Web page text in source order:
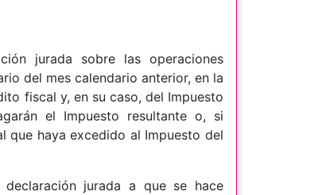
jurada sobre las operaciones
del mes calendario anterior, en la
fiscal y, en su caso, del Impuesto
el Impuesto resultante o, si
que haya excedido al Impuesto del
jurada a que se hace